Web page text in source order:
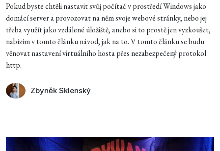
Pokud byste chtěli nastavit svůj počítač v prostředí Windows jako
domácí server a provozovat na něm svoje webové stránky, nebo jej
třeba využít jako vzdálené úložiště, anebo si to prostě jen vyzkoušet,
nabízím v tomto článku návod, jak na to. V tomto článku se budu
věnovat nastavení virtuálního hosta přes nezabezpečený protokol
http.
Zbyněk Sklenský